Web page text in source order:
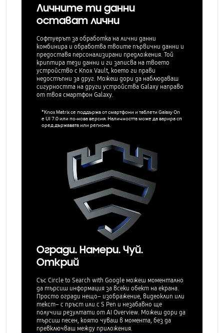
Личните ти данни
остават лични
Софтуерът за обработка на лични данни
комбинира и обработва твоите първични данни и
предоставя персонализирани предложения. Той
криптира тези данни и ги записва на твоето
устройство с Knox Vault, което ги прави
недостъпни за друг. Можеш дори да наблюдаваш
сигурността на други устройства Galaxy направо
от твоя смартфон Galaxy.
*Knox Matrix се поддържа от смартфони и таблети Galaxy On
e UI 7.0 или по-нова версия. Наличността може да варира сп
оред държавата или региона.
Огради. Намери. Чуй.
Открий
Със Circle to Search with Google можеш моментално
да търсиш информация за всеки обект на екрана.
Просто огради нещо– изображение, видеоклип или
текст– с пръст или с S Pen и незабавно ще
получиш резултати от AI Overview. Можеш дори да
търсиш песен, която чуваш в момента, без да
превключваш между приложения.